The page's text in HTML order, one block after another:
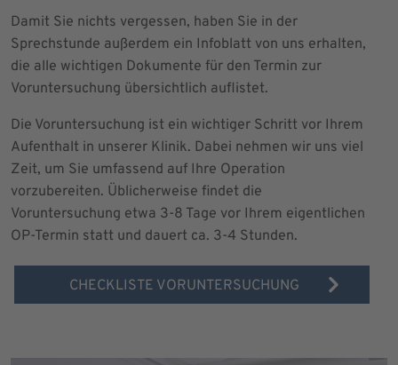
Damit Sie nichts vergessen, haben Sie in der
Sprechstunde außerdem ein Infoblatt von uns erhalten,
die alle wichtigen Dokumente für den Termin zur
Voruntersuchung übersichtlich auflistet.
Die Voruntersuchung ist ein wichtiger Schritt vor Ihrem
Aufenthalt in unserer Klinik. Dabei nehmen wir uns viel
Zeit, um Sie umfassend auf Ihre Operation
vorzubereiten. Üblicherweise findet die
Voruntersuchung etwa 3-8 Tage vor Ihrem eigentlichen
OP-Termin statt und dauert ca. 3-4 Stunden.
CHECKLISTE VORUNTERSUCHUNG